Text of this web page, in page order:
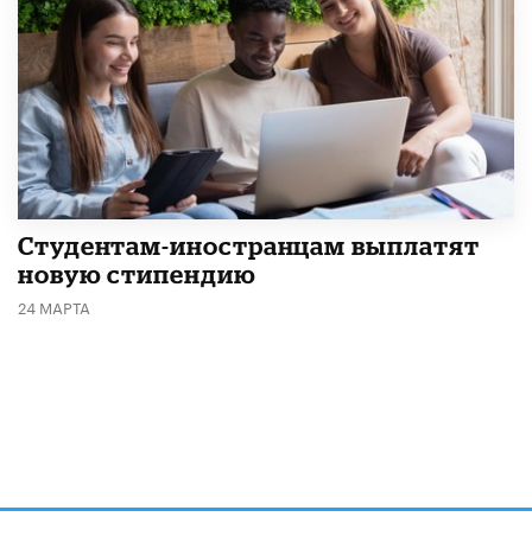
Студентам-иностранцам выплатят
новую стипендию
24 МАРТА